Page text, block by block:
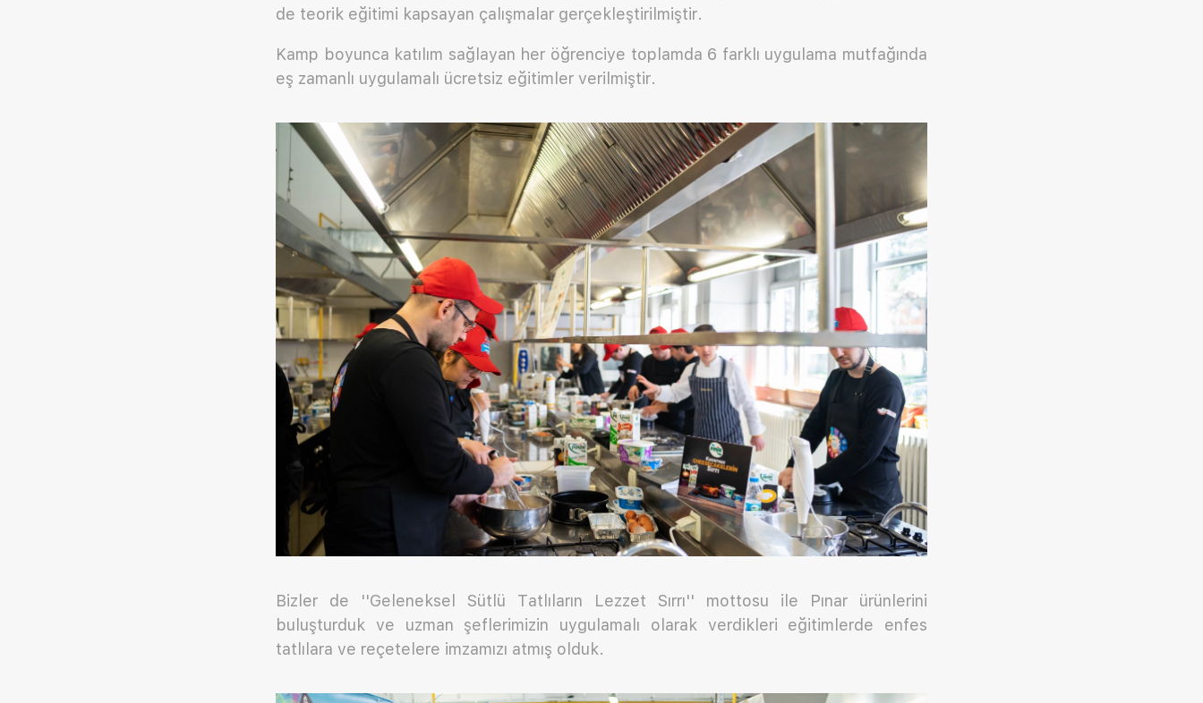
de teorik eğitimi kapsayan çalışmalar gerçekleştirilmiştir.
Kamp boyunca katılım sağlayan her öğrenciye toplamda 6 farklı uygulama mutfağında
eş zamanlı uygulamalı ücretsiz eğitimler verilmiştir.
Bizler de ''Geleneksel Sütlü Tatlıların Lezzet Sırrı'' mottosu ile Pınar ürünlerini
buluşturduk ve uzman şeflerimizin uygulamalı olarak verdikleri eğitimlerde enfes
tatlılara ve reçetelere imzamızı atmış olduk.